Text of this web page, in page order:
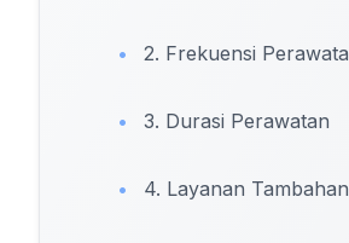
• 2. Frekuensi
• 3. Durasi Perawatan
• 4. Layanan Tambahan